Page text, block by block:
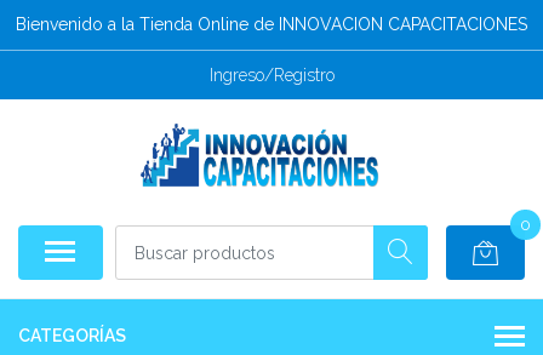
Bienvenido a la Tienda Online de INNOVACION CAPACITACIONES
Ingreso/Registro
0
CATEGORÍAS